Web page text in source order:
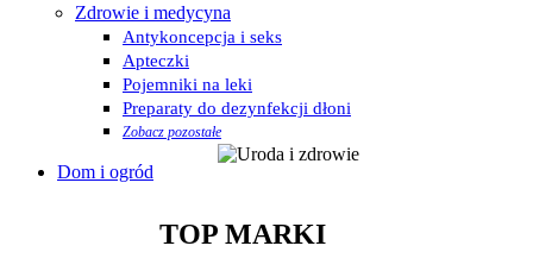
Zdrowie i medycyna
Antykoncepcja i seks
Apteczki
Pojemniki na leki
Preparaty do dezynfekcji dłoni
Zobacz pozostałe
Dom i ogród
TOP MARKI